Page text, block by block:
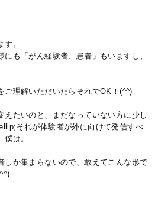
。
も「がん経験者、患者」もいますし、
ご理解いただいたらそれでOK！(^^)
えたいのと、まだなっていない方に少し
それが体験者が外に向けて発信すべ
は。
しか集まらないので、敢えてこんな形で